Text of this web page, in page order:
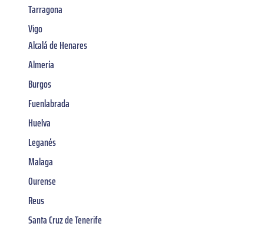
Tarragona
Vigo
Alcalá de Henares
Almería
Burgos
Fuenlabrada
Huelva
Leganés
Malaga
Ourense
Reus
Santa Cruz de Tenerife